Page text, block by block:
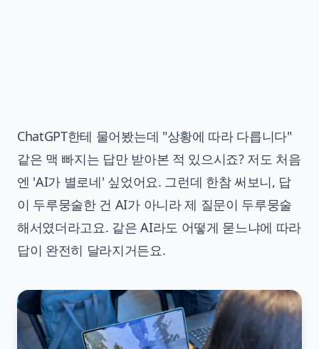
ChatGPT한테 물어봤는데 "상황에 따라 다릅니다"
같은 맥 빠지는 답만 받아본 적 있으시죠? 저도 처음
엔 'AI가 별로네' 싶었어요. 그런데 한참 써보니, 답
이 두루뭉술한 건 AI가 아니라 제 질문이 두루뭉술
해서였더라고요. 같은 AI라도 어떻게 묻느냐에 따라
답이 완전히 달라지거든요.